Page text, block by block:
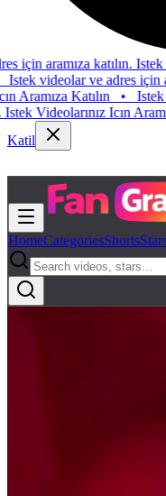
Istek videolar ve adres için
Aramıza Katılın•Istek
Istek Videolarınız Icın
için aramıza katılın. Istek
Katil
HomeCategoriesShorts